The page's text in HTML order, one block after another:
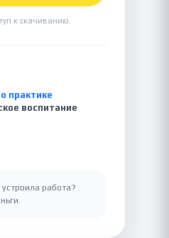
к скачиванию.
практике
воспитание
работа?